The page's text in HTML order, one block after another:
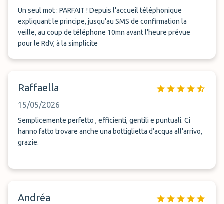
Un seul mot : PARFAIT ! Depuis l'accueil téléphonique
expliquant le principe, jusqu'au SMS de confirmation la
veille, au coup de téléphone 10mn avant l'heure prévue
pour le RdV, à la simplicite
Raffaella
15/05/2026
Semplicemente perfetto , efficienti, gentili e puntuali. Ci
hanno fatto trovare anche una bottiglietta d’acqua all’arrivo,
grazie.
Andréa